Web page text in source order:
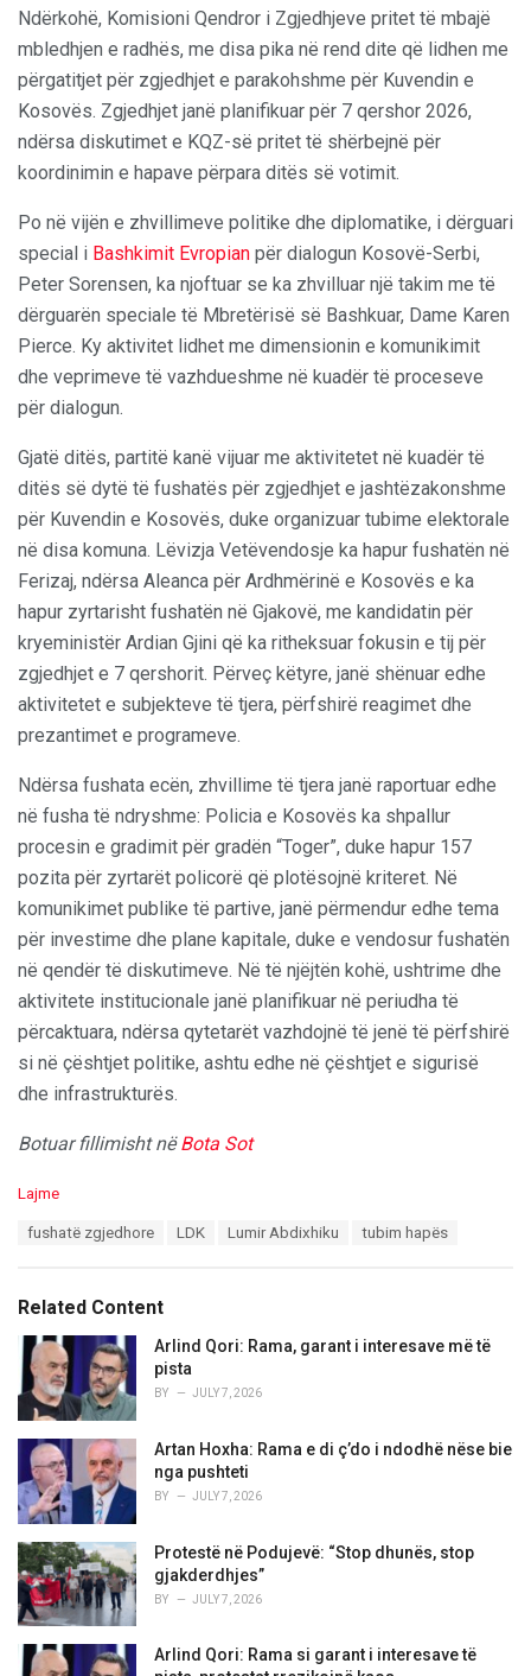
Ndërkohë, Komisioni Qendror i Zgjedhjeve pritet të mbajë
mbledhjen e radhës, me disa pika në rend dite që lidhen me
përgatitjet për zgjedhjet e parakohshme për Kuvendin e
Kosovës. Zgjedhjet janë planifikuar për 7 qershor 2026,
ndërsa diskutimet e KQZ-së pritet të shërbejnë për
koordinimin e hapave përpara ditës së votimit.
Po në vijën e zhvillimeve politike dhe diplomatike, i dërguari
special i Bashkimit Evropian për dialogun Kosovë-Serbi,
Peter Sorensen, ka njoftuar se ka zhvilluar një takim me të
dërguarën speciale të Mbretërisë së Bashkuar, Dame Karen
Pierce. Ky aktivitet lidhet me dimensionin e komunikimit
dhe veprimeve të vazhdueshme në kuadër të proceseve
për dialogun.
Gjatë ditës, partitë kanë vijuar me aktivitetet në kuadër të
ditës së dytë të fushatës për zgjedhjet e jashtëzakonshme
për Kuvendin e Kosovës, duke organizuar tubime elektorale
në disa komuna. Lëvizja Vetëvendosje ka hapur fushatën në
Ferizaj, ndërsa Aleanca për Ardhmërinë e Kosovës e ka
hapur zyrtarisht fushatën në Gjakovë, me kandidatin për
kryeministër Ardian Gjini që ka ritheksuar fokusin e tij për
zgjedhjet e 7 qershorit. Përveç këtyre, janë shënuar edhe
aktivitetet e subjekteve të tjera, përfshirë reagimet dhe
prezantimet e programeve.
Ndërsa fushata ecën, zhvillime të tjera janë raportuar edhe
në fusha të ndryshme: Policia e Kosovës ka shpallur
procesin e gradimit për gradën “Toger”, duke hapur 157
pozita për zyrtarët policorë që plotësojnë kriteret. Në
komunikimet publike të partive, janë përmendur edhe tema
për investime dhe plane kapitale, duke e vendosur fushatën
në qendër të diskutimeve. Në të njëjtën kohë, ushtrime dhe
aktivitete institucionale janë planifikuar në periudha të
përcaktuara, ndërsa qytetarët vazhdojnë të jenë të përfshirë
si në çështjet politike, ashtu edhe në çështjet e sigurisë
dhe infrastrukturës.
Botuar fillimisht nëBota Sot
C
o
r
i
e
s
Lajme
:
fushatë zgjedhore LDK Lumir Abdixhiku tubim hapës
Related Content
Arlind Qori: Rama, garant i interesave më të
pista
BY JULY 7, 2026
Artan Hoxha: Rama e di ç’do i ndodhë nëse bie
nga pushteti
BY JULY 7, 2026
Protestë në Podujevë: “Stop dhunës, stop
gjakderdhjes”
BY JULY 7, 2026
Arlind Qori: Rama si garant i interesave të